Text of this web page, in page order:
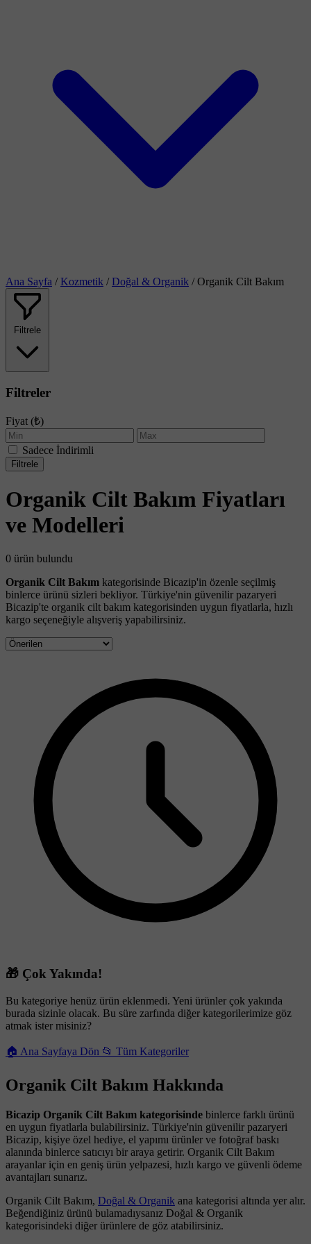
Ana Sayfa / Kozmetik / Doğal & Organik / Organik Cilt Bakım
Filtrele
Filtreler
Fiyat (₺)
Sadece İndirimli
Filtrele
Organik Cilt Bakım Fiyatları
ve Modelleri
0 ürün bulundu
Organik Cilt Bakım kategorisinde Bicazip'in özenle seçilmiş
binlerce ürünü sizleri bekliyor. Türkiye'nin güvenilir pazaryeri
Bicazip'te organik cilt bakım kategorisinden uygun fiyatlarla, hızlı
kargo seçeneğiyle alışveriş yapabilirsiniz.
🎁 Çok Yakında!
Bu kategoriye henüz ürün eklenmedi. Yeni ürünler çok yakında
burada sizinle olacak. Bu süre zarfında diğer kategorilerimize göz
atmak ister misiniz?
🏠 Ana Sayfaya Dön 📂 Tüm Kategoriler
Organik Cilt Bakım Hakkında
Bicazip Organik Cilt Bakım kategorisinde binlerce farklı ürünü
en uygun fiyatlarla bulabilirsiniz. Türkiye'nin güvenilir pazaryeri
Bicazip, kişiye özel hediye, el yapımı ürünler ve fotoğraf baskı
alanında binlerce satıcıyı bir araya getirir. Organik Cilt Bakım
arayanlar için en geniş ürün yelpazesi, hızlı kargo ve güvenli ödeme
avantajları sunarız.
Organik Cilt Bakım, Doğal & Organik ana kategorisi altında yer alır.
Beğendiğiniz ürünü bulamadıysanız Doğal & Organik
kategorisindeki diğer ürünlere de göz atabilirsiniz.